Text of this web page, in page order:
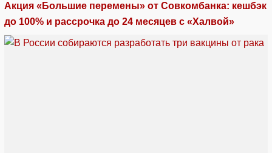
Акция «Большие перемены» от Совкомбанка: кешбэк
до 100% и рассрочка до 24 месяцев с «Халвой»